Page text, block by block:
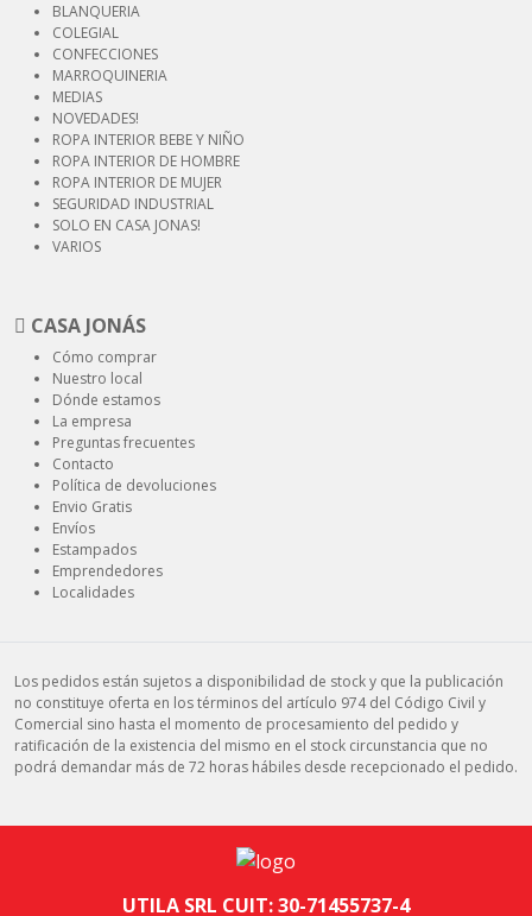
BLANQUERIA
COLEGIAL
CONFECCIONES
MARROQUINERIA
MEDIAS
NOVEDADES!
ROPA INTERIOR BEBE Y NIÑO
ROPA INTERIOR DE HOMBRE
ROPA INTERIOR DE MUJER
SEGURIDAD INDUSTRIAL
SOLO EN CASA JONAS!
VARIOS
CASA JONÁS
Cómo comprar
Nuestro local
Dónde estamos
La empresa
Preguntas frecuentes
Contacto
Política de devoluciones
Envio Gratis
Envíos
Estampados
Emprendedores
Localidades
Los pedidos están sujetos a disponibilidad de stock y que la publicación
no constituye oferta en los términos del artículo 974 del Código Civil y
Comercial sino hasta el momento de procesamiento del pedido y
ratificación de la existencia del mismo en el stock circunstancia que no
podrá demandar más de 72 horas hábiles desde recepcionado el pedido.
UTILA SRL CUIT: 30-71455737-4